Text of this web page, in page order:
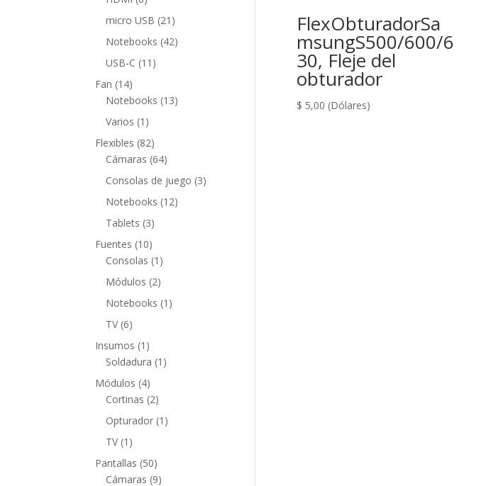
FlexObturadorSa
msungS500/600/6
30, Fleje del
obturador
$ 5,00 (Dólares)
productos
micro USB 21 21
productos
Notebooks 4242
USB-C 11 11
Fan 1414
productos
Notebooks 1313
Varios 1 1
producto
Flexibles 8282
productos
Cámaras 6464
productos
Consolas de juego 33
Notebooks 1212
Tablets 33
productos
Fuentes 1010
productos
Consolas 1 1
producto
Módulos 22
productos
Notebooks 1 1
TV 66
productos
Insumos 1 1
producto
Soldadura 1 1
Módulos 44
productos
Cortinas 22
productos
Opturador 1 1
TV 1 1
producto
Pantallas 5050
productos
Cámaras 99